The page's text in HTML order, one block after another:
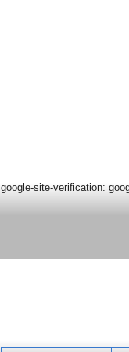
google-site-verification: